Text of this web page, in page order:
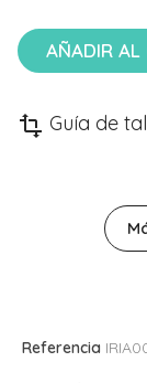
AÑADIR AL
transform Guía de
Referencia